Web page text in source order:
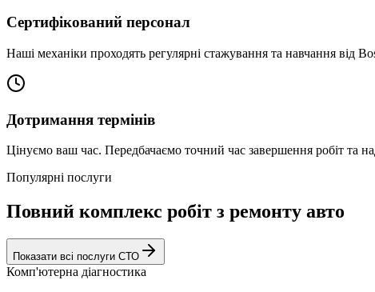
Сертифікований персонал
Наші механіки проходять регулярні стажування та навчання від
Дотримання термінів
Цінуємо ваш час. Передбачаємо точний час завершення робіт та
Популярні послуги
Повний комплекс робіт з ремонту авто
Показати всі послуги СТО
Комп'ютерна діагностика